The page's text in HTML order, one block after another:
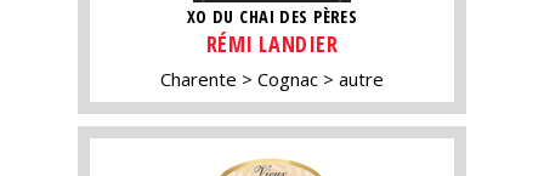
XO DU CHAI DES PÈRES
RÉMI LANDIER
Charente Cognac autre